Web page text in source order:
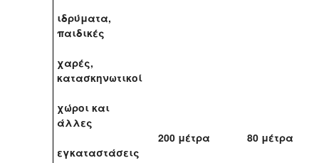
ιδρύματα,
παιδικές
χαρές,
κατασκηνωτικοί
χώροι και
άλλες
εγκαταστάσεις
200 μέτρα 80 μέτρα